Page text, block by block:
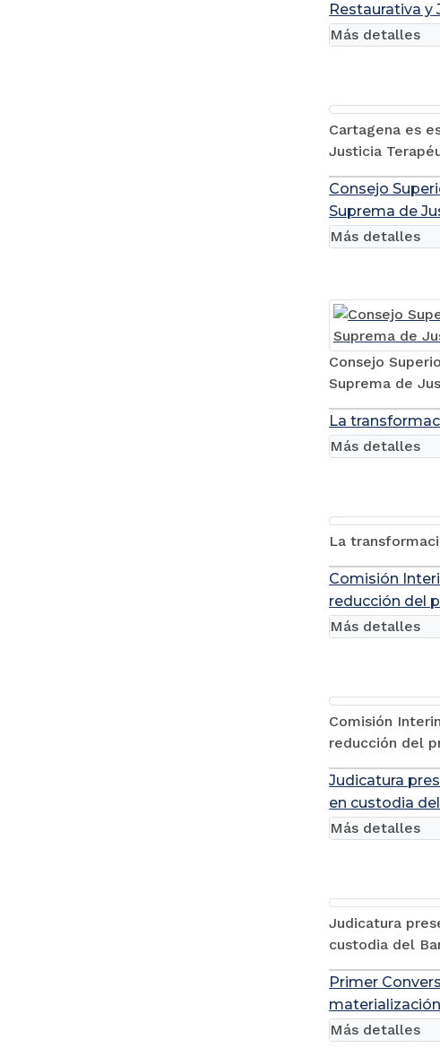
Restaurativa y
Cartagena es
Justicia
Más detalles
Consejo
Suprema de
Consejo
Suprema de
Más detalles
La
La
Más detalles
Comisión
reducción del
Comisión
reducción del
Más detalles
Judicatura
en custodia
Judicatura
custodia del
Más detalles
Primer
Más detalles